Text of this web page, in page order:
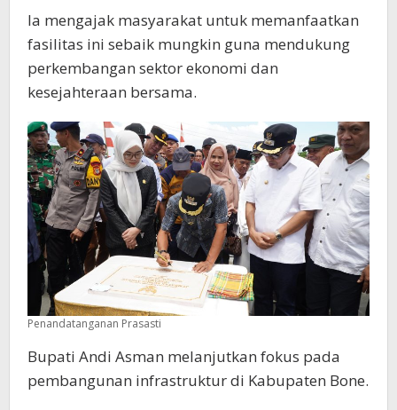
Ia mengajak masyarakat untuk memanfaatkan
fasilitas ini sebaik mungkin guna mendukung
perkembangan sektor ekonomi dan
kesejahteraan bersama.
Penandatanganan Prasasti
Bupati Andi Asman melanjutkan fokus pada
pembangunan infrastruktur di Kabupaten Bone.